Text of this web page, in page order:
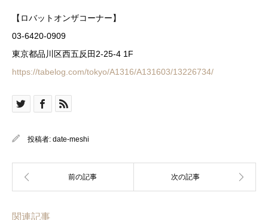
【ロバットオンザコーナー】
03-6420-0909
東京都品川区西五反田2-25-4 1F
https://tabelog.com/tokyo/A1316/A131603/13226734/
投稿者: date-meshi
関連記事